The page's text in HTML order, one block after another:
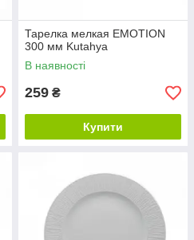
Тарелка мелкая EMOTION
300 мм Kutahya
В наявності
259 ₴
Купити